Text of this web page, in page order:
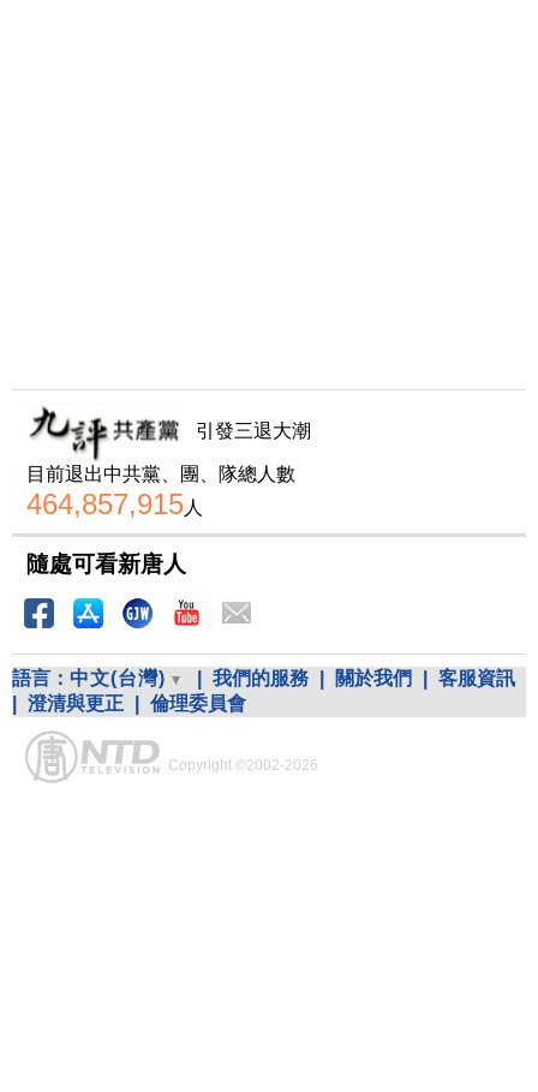
引發三退大潮
目前退出中共黨、團、隊總人數
464,857,915人
隨處可看新唐人
語言： 中文(台灣) 我們的服務 關於我們
客服資訊
澄清與更正 倫理委員會
Copyright ©2002-2026